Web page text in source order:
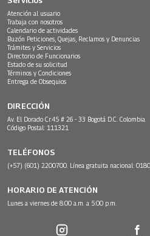
Atención al usuario
Trabaja con nosotros
Calendario de actividades
Buzón Peticiones, Quejas, Reclamos y Denuncias
Trámites y Servicios
Directorio de Funcionarios
Estado de su solicitud
Términos y Condiciones
Entrega de Obsequios
DIRECCIÓN
Av. El Dorado Cr.45 # 26 - 33 Bogotá D.C. Colombia.
Código Postal: 111321
TELÉFONOS
(+57) (601) 2200700. Línea gratuita nacional:
HORARIO DE ATENCIÓN
Lunes a viernes de 8:00 a.m. a 5:00 p.m.